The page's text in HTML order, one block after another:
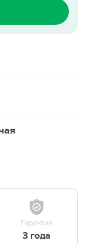
Гарантия
3 года